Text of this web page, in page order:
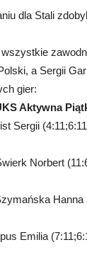
dla Stali
a Sergii
gier:
Aktywna
Sergii
Norbert
Hanna
Emilia